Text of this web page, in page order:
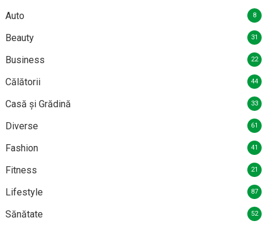
Auto 8
Beauty 31
Business 22
Călătorii 44
Casă și Grădină 33
Diverse 61
Fashion 41
Fitness 21
Lifestyle 87
Sănătate 52